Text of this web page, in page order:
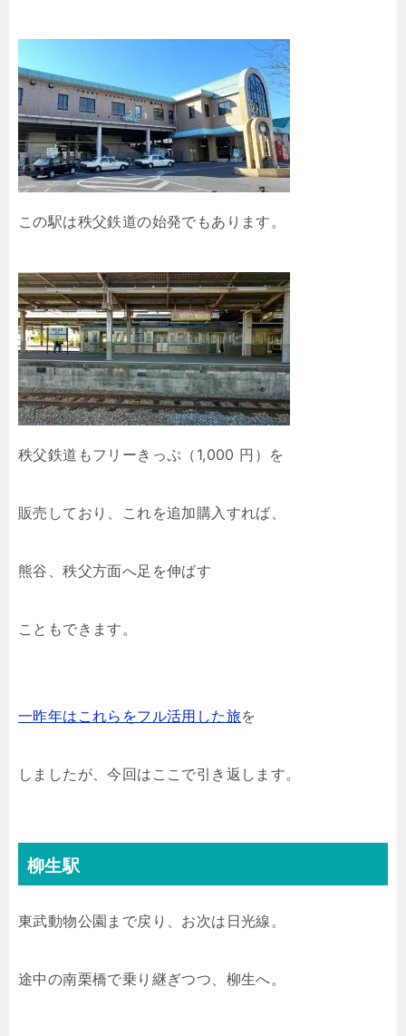
この駅は秩父鉄道の始発でもあります。
秩父鉄道もフリーきっぷ（1,000 円）を
販売しており、これを追加購入すれば、
熊谷、秩父方面へ足を伸ばす
こともできます。
一昨年はこれらをフル活用した旅を
しましたが、今回はここで引き返します。
柳生駅
東武動物公園まで戻り、お次は日光線。
途中の南栗橋で乗り継ぎつつ、柳生へ。